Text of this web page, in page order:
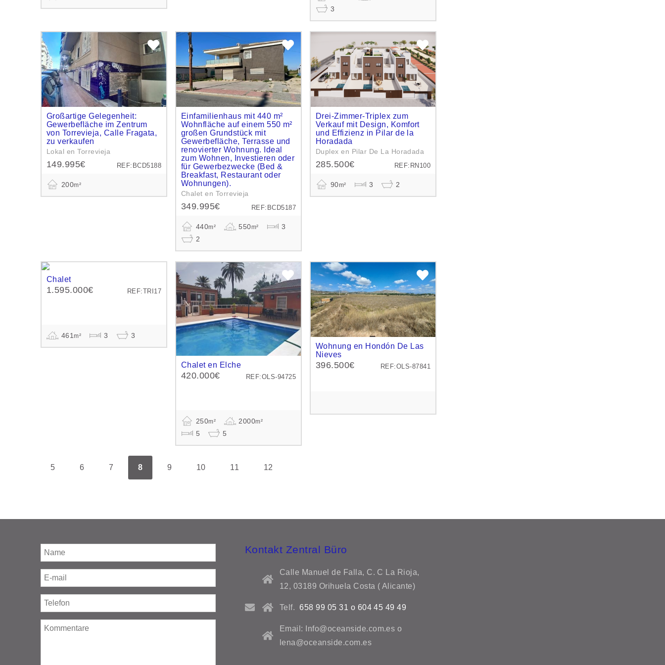
3
Großartige Gelegenheit:
Gewerbefläche im Zentrum
von Torrevieja, Calle Fragata,
zu verkaufen
Lokal en Torrevieja
REF:BCD5188
149.995€
200m²
Einfamilienhaus mit 440 m²
Wohnfläche auf einem 550 m²
großen Grundstück mit
Gewerbefläche, Terrasse und
renovierter Wohnung. Ideal
zum Wohnen, Investieren oder
für Gewerbezwecke (Bed &
Breakfast, Restaurant oder
Wohnungen).
Chalet en Torrevieja
REF:BCD5187
349.995€
440m² 550m²
3
2
Drei-Zimmer-Triplex zum
Verkauf mit Design, Komfort
und Effizienz in Pilar de la
Horadada
Duplex en Pilar De La Horadada
REF:RN100
285.500€
90m² 3 2
Chalet
REF:TRI17
1.595.000€
461m² 3 3
Chalet en Elche
REF:OLS-94725
420.000€
250m² 2000m²
5 5
Wohnung en Hondón De Las
Nieves
REF:OLS-87841
396.500€
5 6 7 8 9 10 11 12
Kontakt Zentral Büro
Calle Manuel de Falla, C. C La Rioja,
12, 03189 Orihuela Costa ( Alicante)
Telf. 658 99 05 31 o 604 45 49 49
Email: Info@oceanside.com.es o
lena@oceanside.com.es